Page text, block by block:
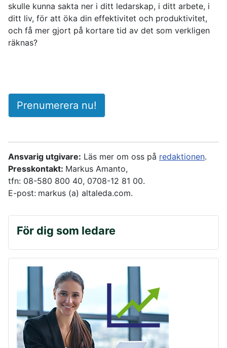
skulle kunna sakta ner i ditt ledarskap, i ditt arbete, i
ditt liv, för att öka din effektivitet och produktivitet,
och få mer gjort på kortare tid av det som verkligen
räknas?
Prenumerera nu!
Ansvarig utgivare: Läs mer om oss på redaktionen.
Presskontakt: Markus Amanto,
tfn: 08-580 800 40, 0708-12 81 00.
E-post: markus (a) altaleda.com.
För dig som ledare